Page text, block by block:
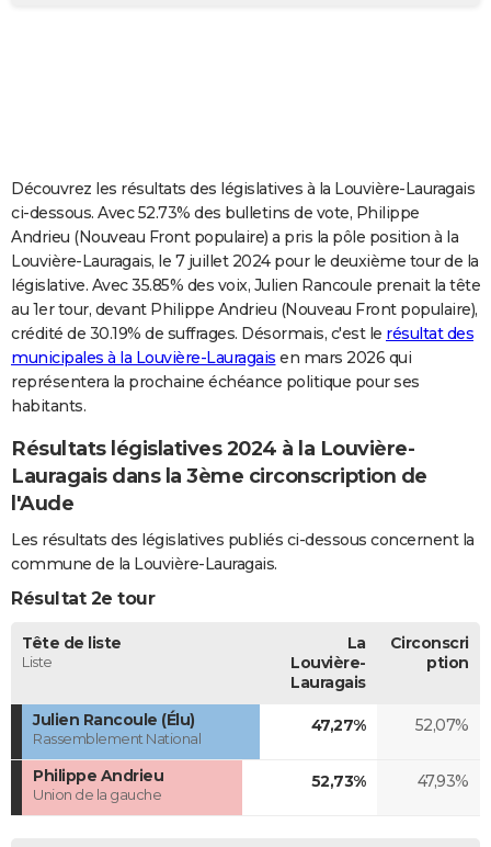
Carte de Noël
Carte Bonne année
Carte Saint-Valentin
Carte Pâques
Carte d'anniversaire
DICTIONNAIRE
Dictionnaire
Biographies
Citations
Expressions
Proverbes
PROGRAMME TV
COPAINS D'AVANT
S'inscrire
Se connecter
Lycées
Collèges
Primaires
Universités
Entreprises
Service militaire
Avis de recherche
AVIS DE DÉCÈS
FORUM
Découvrez les résultats des législatives à la Louvière-Lauragais
ci-dessous. Avec 52.73% des bulletins de vote, Philippe
Andrieu (Nouveau Front populaire) a pris la pôle position à la
Louvière-Lauragais, le 7 juillet 2024 pour le deuxième tour de la
législative. Avec 35.85% des voix, Julien Rancoule prenait la tête
au 1er tour, devant Philippe Andrieu (Nouveau Front populaire),
crédité de 30.19% de suffrages. Désormais, c'est le résultat des
municipales à la Louvière-Lauragais en mars 2026 qui
représentera la prochaine échéance politique pour ses
habitants.
Résultats législatives 2024 à la Louvière-
Lauragais dans la 3ème circonscription de
l'Aude
Les résultats des législatives publiés ci-dessous concernent la
commune de la Louvière-Lauragais.
Résultat 2e tour
Tête de liste
Liste
La
Louvière-
Lauragais
Circonscri
ption
Julien Rancoule (Élu)
Rassemblement National
47,27% 52,07%
Philippe Andrieu
Union de la gauche
52,73% 47,93%